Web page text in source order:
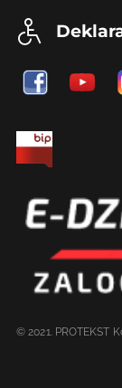
© 2021. PROTEKST